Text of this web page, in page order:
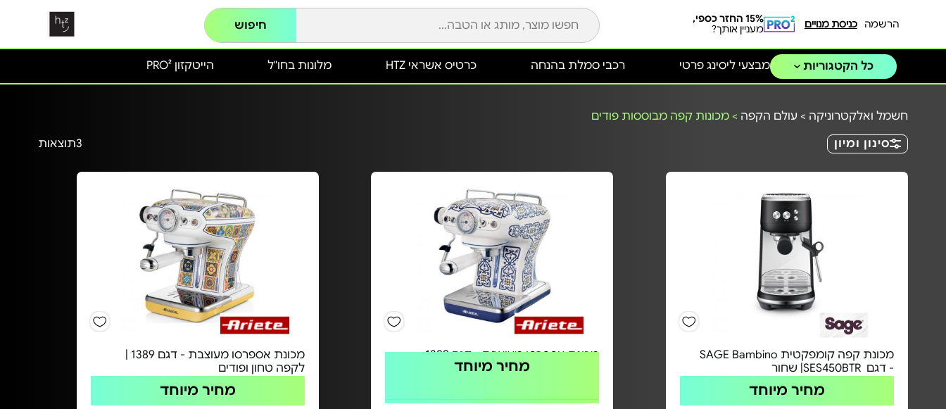
הרשמה כניסת מנויים
15% החזר כספי,
מעניין אותך?
חיפוש
כל הקטגוריות הייטקזון PRO² מלונות בחו"ל כרטיס אשראי HTZ מבצעי ליסינג פרטי רכבי סמלת בהנחה
חשמל ואלקטרוניקה > עולם הקפה > מכונות קפה מבוססות פודים
סינון ומיון
3תוצאות
מכונת קפה קומפקטית SAGE Bambino
- דגם SES450BTR| שחור
מחיר מיוחד
מכונת אספרסו מעוצבת - דגם 1389
מחיר מיוחד
לקפה טחון ופודים
מחיר מיוחד